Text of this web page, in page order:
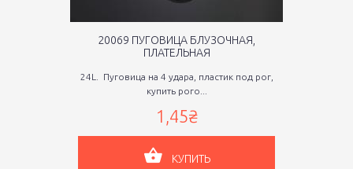
20069 ПУГОВИЦА БЛУЗОЧНАЯ,
ПЛАТЕЛЬНАЯ
24L. Пуговица на 4 удара, пластик под рог,
купить рого...
1,45₴
КУПИТЬ